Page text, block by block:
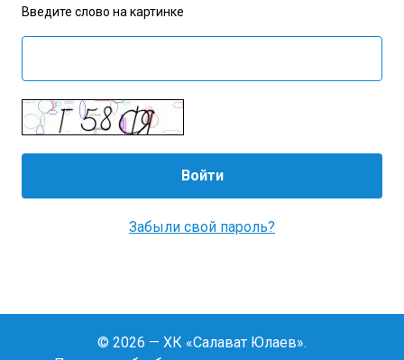
Введите слово на картинке
Забыли свой пароль?
© 2026 — ХК «Салават Юлаев».